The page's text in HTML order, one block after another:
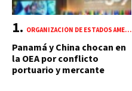
ORGANIZACIÓN DE ESTADOS AMERICANOS (OEA)
Panamá y China chocan en
la OEA por conflicto
portuario y mercante